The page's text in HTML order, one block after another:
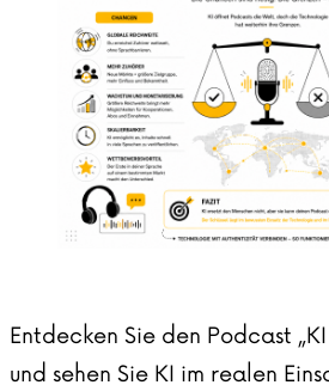
Entdecken Sie den Podcast
und sehen Sie KI im realen